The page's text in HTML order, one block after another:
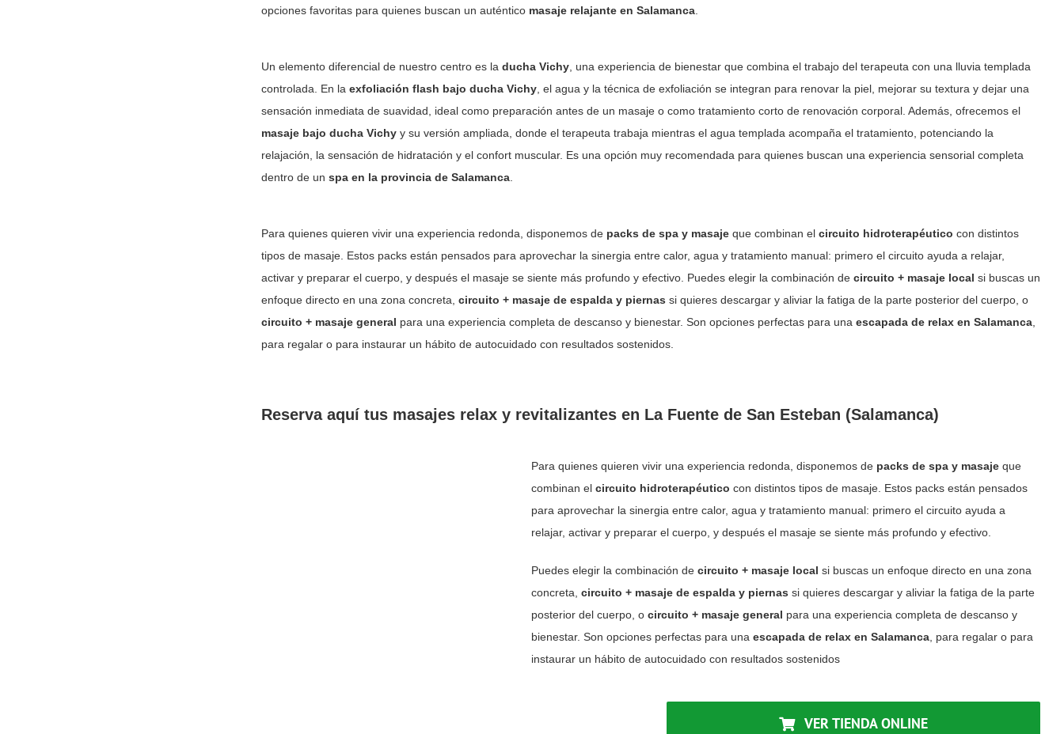
opciones favoritas para quienes buscan un auténtico masaje relajante en Salamanca.
Un elemento diferencial de nuestro centro es la ducha Vichy, una experiencia de bienestar que combina el trabajo del terapeuta con una lluvia templada
controlada. En la exfoliación flash bajo ducha Vichy, el agua y la técnica de exfoliación se integran para renovar la piel, mejorar su textura y dejar una
sensación inmediata de suavidad, ideal como preparación antes de un masaje o como tratamiento corto de renovación corporal. Además, ofrecemos el
masaje bajo ducha Vichyy su versión ampliada, donde el terapeuta trabaja mientras el agua templada acompaña el tratamiento, potenciando la
relajación, la sensación de hidratación y el confort muscular. Es una opción muy recomendada para quienes buscan una experiencia sensorial completa
dentro de un spa en la provincia de Salamanca.
Para quienes quieren vivir una experiencia redonda, disponemos de packs de spa y masajeque combinan el circuito hidroterapéutico con distintos
tipos de masaje. Estos packs están pensados para aprovechar la sinergia entre calor, agua y tratamiento manual: primero el circuito ayuda a relajar,
activar y preparar el cuerpo, y después el masaje se siente más profundo y efectivo. Puedes elegir la combinación de circuito + masaje local si buscas un
enfoque directo en una zona concreta, circuito + masaje de espalda y piernas si quieres descargar y aliviar la fatiga de la parte posterior del cuerpo, o
circuito + masaje general para una experiencia completa de descanso y bienestar. Son opciones perfectas para una escapada de relax en Salamanca,
para regalar o para instaurar un hábito de autocuidado con resultados sostenidos.
Reserva aquí tus masajes relax y revitalizantes en La Fuente de San Esteban (Salamanca)
Para quienes quieren vivir una experiencia redonda, disponemos de packs de spa y masaje que
combinan elcircuito hidroterapéutico con distintos tipos de masaje. Estos packs están pensados
para aprovechar la sinergia entre calor, agua y tratamiento manual: primero el circuito ayuda a
relajar, activar y preparar el cuerpo, y después el masaje se siente más profundo y efectivo.
Puedes elegir la combinación decircuito + masaje local si buscas un enfoque directo en una zona
concreta,circuito + masaje de espalda y piernas si quieres descargar y aliviar la fatiga de la parte
posterior del cuerpo, ocircuito + masaje general para una experiencia completa de descanso y
bienestar. Son opciones perfectas para unaescapada de relax en Salamanca, para regalar o para
instaurar un hábito de autocuidado con resultados sostenidos
VER TIENDA ONLINE